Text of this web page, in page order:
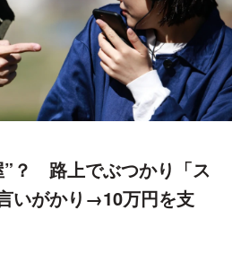
”？ 路上でぶつかり「ス
いがかり→10万円を支